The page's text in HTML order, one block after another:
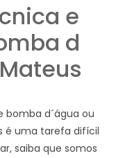
e
d
bomba d´água ou
é uma tarefa difícil
saiba que somos